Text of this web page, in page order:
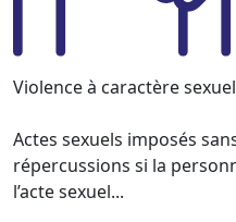
Violence à caractère sexuel
Actes sexuels imposés
répercussions si la
l’acte sexuel...